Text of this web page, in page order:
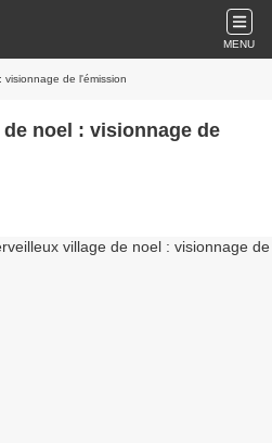
MENU
visionnage de l'émission
de